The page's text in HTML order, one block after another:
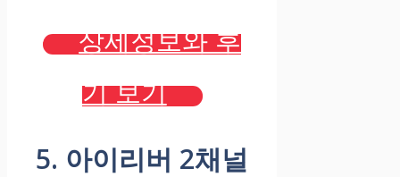
상세정보와 후
기 보기
5. 아이리버 2채널